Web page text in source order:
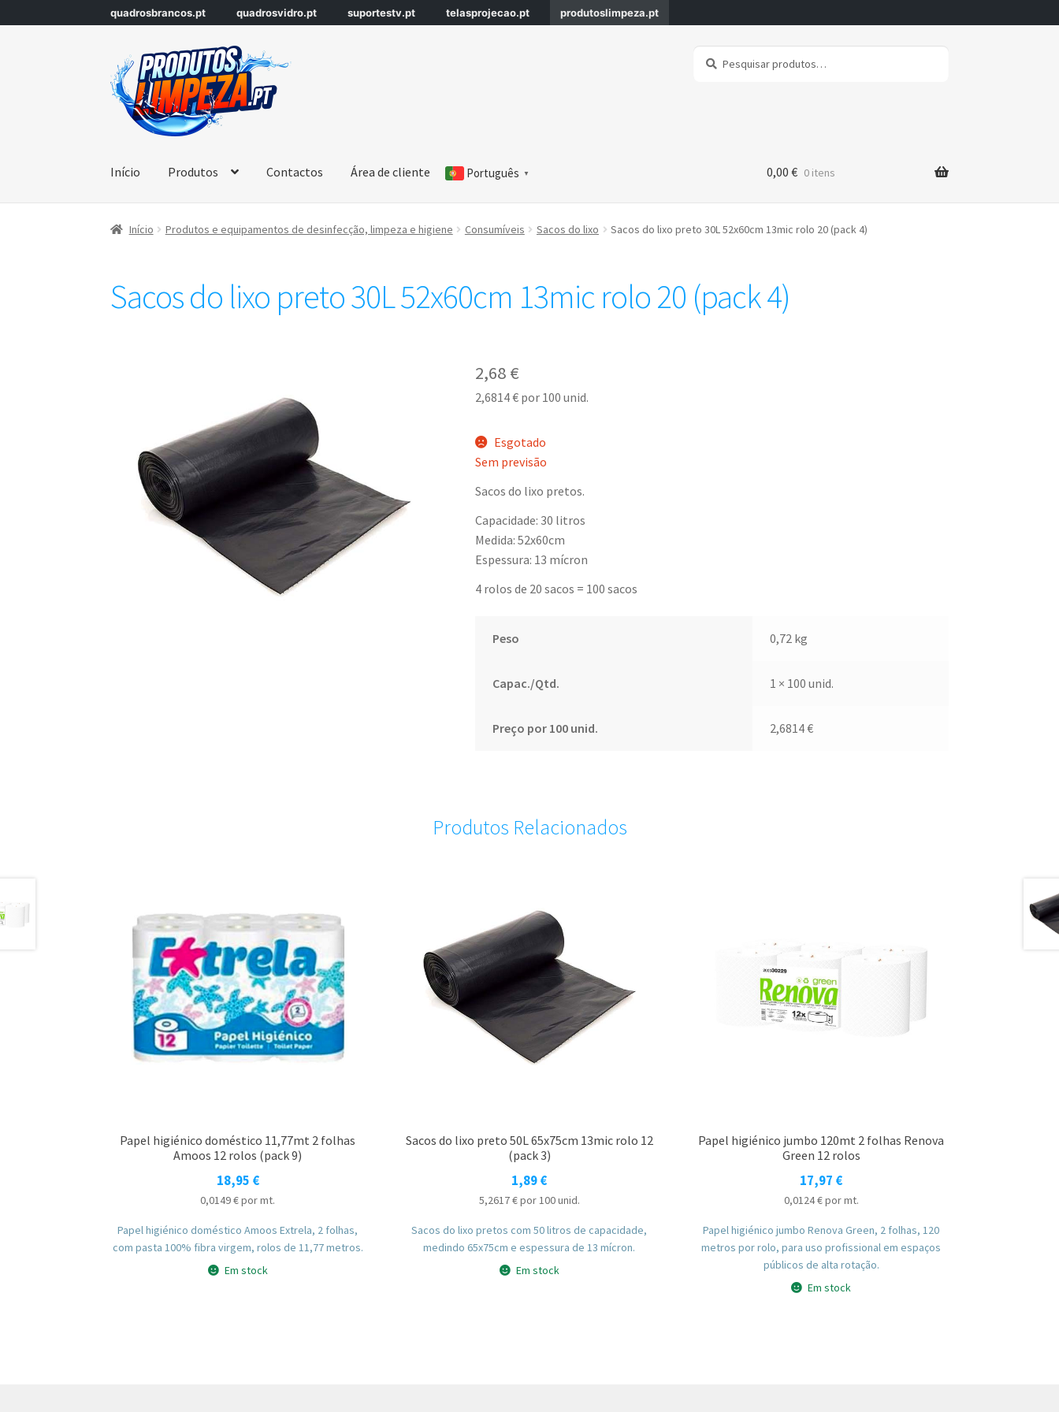
quadrosbrancos.pt quadrosvidro.pt suportestv.pt telasprojecao.pt produtoslimpeza.pt
por:
Início Produtos Contactos Área de cliente Português ▼ 0,00 € 0 itens
Início Produtos e equipamentos de desinfecção, limpeza e higiene Consumíveis Sacos do lixo Sacos do lixo preto 30L 52x60cm 13mic rolo 20 (pack 4)
Sacos do lixo preto 30L 52x60cm 13mic rolo 20 (pack 4)
2,68 €
2,6814€por 100 unid.
Esgotado
Sem previsão
Sacos do lixo pretos.
Capacidade: 30 litros
Medida: 52x60cm
Espessura: 13 mícron
4 rolos de 20 sacos = 100 sacos
Peso 0,72 kg
Capac./Qtd. 1 × 100 unid.
Preço por 100 unid. 2,6814€
Produtos Relacionados
Papel higiénico doméstico 11,77mt 2 folhas
Amoos 12 rolos (pack 9)
18,95 €
0,0149€por mt.
Papel higiénico doméstico Amoos Extrela, 2 folhas,
com pasta 100% fibra virgem, rolos de 11,77 metros.
Em stock
Sacos do lixo preto 50L 65x75cm 13mic rolo 12
(pack 3)
1,89€
5,2617€por 100 unid.
Sacos do lixo pretos com 50 litros de capacidade,
medindo 65x75cm e espessura de 13 mícron.
Em stock
Papel higiénico jumbo 120mt 2 folhas Renova
Green 12 rolos
17,97 €
0,0124€por mt.
Papel higiénico jumbo Renova Green, 2 folhas, 120
metros por rolo, para uso profissional em espaços
públicos de alta rotação.
Em stock